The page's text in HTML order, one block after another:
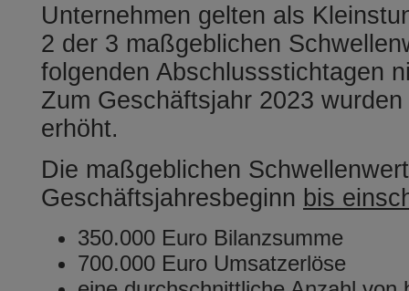
Unternehmen gelten als
2 der 3 maßgeblichen
folgenden Abschlussstichtagen
Zum Geschäftsjahr 2023
erhöht.
Die maßgeblichen
Geschäftsjahresbeginn bis
350.000 Euro Bilanzsumme
700.000 Euro Umsatzerlöse